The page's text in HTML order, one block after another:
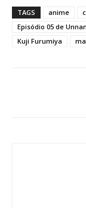
TAGS anime
Episódio 05 de
Kuji Furumiya